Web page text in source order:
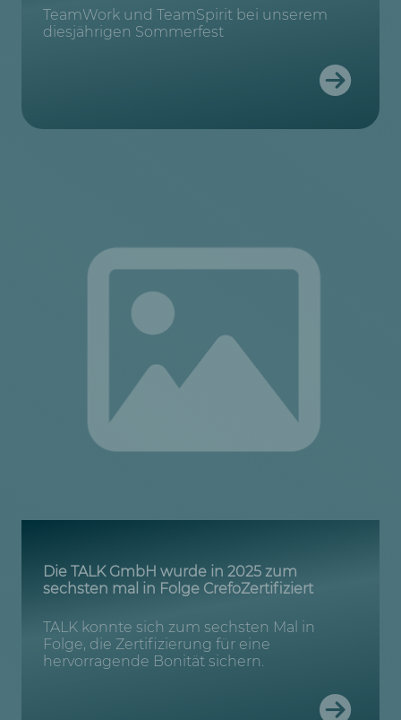
TeamWork und TeamSpirit bei unserem
diesjährigen Sommerfest
Die TALK GmbH wurde in 2025 zum
sechsten mal in Folge CrefoZertifiziert
TALK konnte sich zum sechsten Mal in
Folge, die Zertifizierung für eine
hervorragende Bonität sichern.